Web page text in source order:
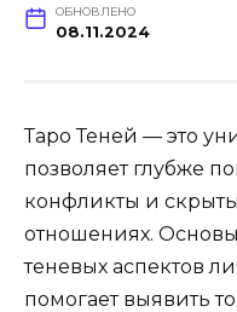
ОБНОВЛЕНО
08.11.2024
Таро Теней — это
позволяет глубже
конфликты и
отношениях.
теневых аспектов
помогает выявить